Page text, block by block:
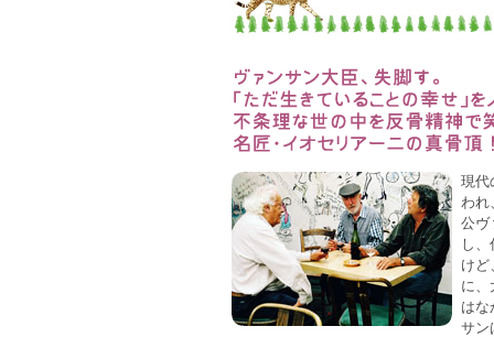
現代
われ
公ヴ
し
けど
に、
はな
サン